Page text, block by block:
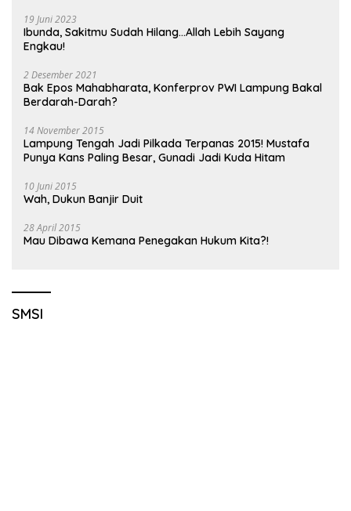
19 Juni 2023
Ibunda, Sakitmu Sudah Hilang…Allah Lebih Sayang
Engkau!
2 Desember 2021
Bak Epos Mahabharata, Konferprov PWI Lampung Bakal
Berdarah-Darah?
14 November 2015
Lampung Tengah Jadi Pilkada Terpanas 2015! Mustafa
Punya Kans Paling Besar, Gunadi Jadi Kuda Hitam
10 Juni 2015
Wah, Dukun Banjir Duit
28 April 2015
Mau Dibawa Kemana Penegakan Hukum Kita?!
SMSI